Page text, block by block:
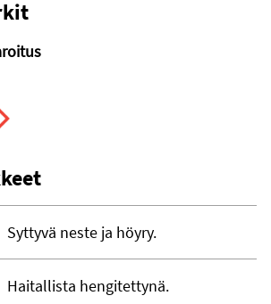
Syttyvä neste ja höyry.
Haitallista hengitettynä.